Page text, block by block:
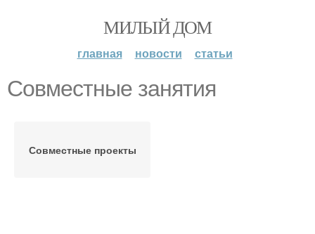
МИЛЫЙ ДОМ
главная новости статьи
Совместные занятия
Совместные проекты